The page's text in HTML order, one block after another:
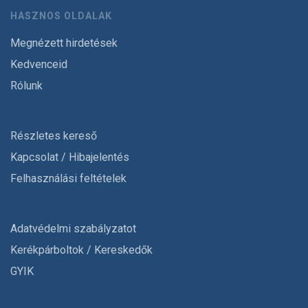
HASZNOS OLDALAK
Megnézett hirdetések
Kedvenceid
Rólunk
Részletes kereső
Kapcsolat / Hibajelentés
Felhasználási feltételek
Adatvédelmi szabályzatot
Kerékpárboltok / Kereskedők
GYIK